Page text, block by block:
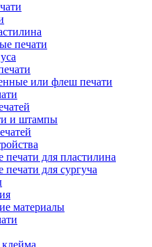
печати
или флеш печати
и штампы
печати для пластилина
печати для сургуча
материалы